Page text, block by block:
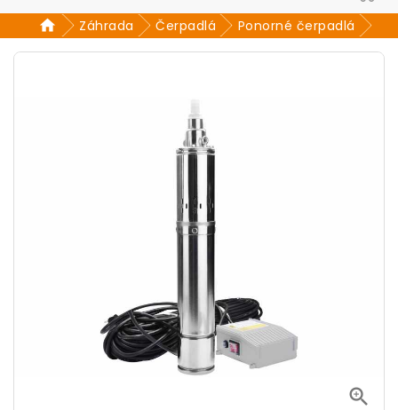
Záhrada Čerpadlá Ponorné čerpadlá
